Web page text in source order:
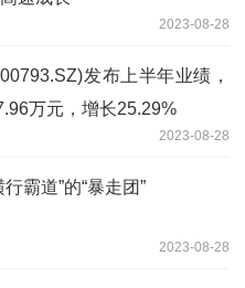
2023-08-28
发布上半年业绩，
万元，增长25.29%
2023-08-28
霸道”的“暴走团”
2023-08-28